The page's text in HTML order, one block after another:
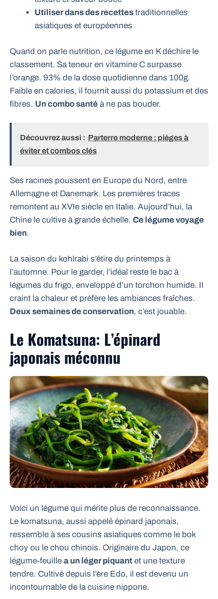
Utiliser dans des recettes traditionnelles
asiatiques et européennes
Quand on parle nutrition, ce légume en K déchire le
classement. Sa teneur en vitamine C surpasse
l’orange. 93% de la dose quotidienne dans 100g.
Faible en calories, il fournit aussi du potassium et des
fibres. Un combo santé à ne pas bouder.
Découvrez aussi : Parterre moderne : pièges à
éviter et combos clés
Ses racines poussent en Europe du Nord, entre
Allemagne et Danemark. Les premières traces
remontent au XVIe siècle en Italie. Aujourd’hui, la
Chine le cultive à grande échelle. Ce légume voyage
bien.
La saison du kohlrabi s’étire du printemps à
l’automne. Pour le garder, l’idéal reste le bac à
légumes du frigo, enveloppé d’un torchon humide. Il
craint la chaleur et préfère les ambiances fraîches.
Deux semaines de conservation, c’est jouable.
Le Komatsuna: L’épinard
japonais méconnu
Voici un légume qui mérite plus de reconnaissance.
Le komatsuna, aussi appelé épinard japonais,
ressemble à ses cousins asiatiques comme le bok
choy ou le chou chinois. Originaire du Japon, ce
légume-feuille a un léger piquant et une texture
tendre. Cultivé depuis l’ère Edo, il est devenu un
incontournable de la cuisine nippone.